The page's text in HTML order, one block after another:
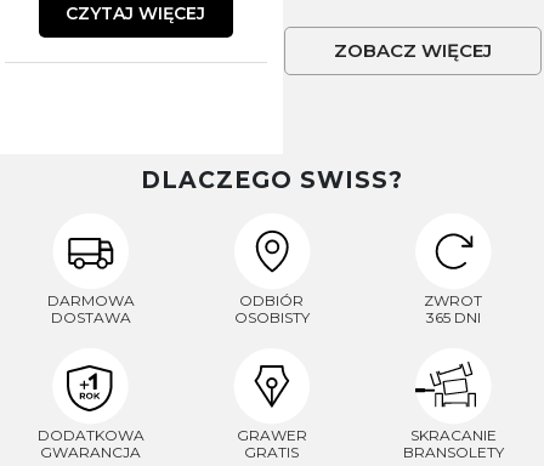
CZYTAJ WIĘCEJ
ZOBACZ WIĘCEJ
DLACZEGO SWISS?
DARMOWA
DOSTAWA
ODBIÓR
OSOBISTY
ZWROT
365 DNI
DODATKOWA
GWARANCJA
GRAWER
GRATIS
SKRACANIE
BRANSOLETY